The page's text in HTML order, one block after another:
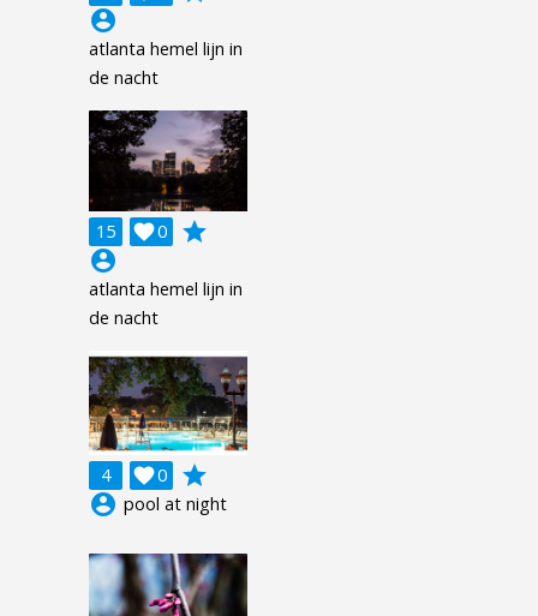
account_circle
atlanta hemel lijn in
de nacht
15 0

grade
account_circle
atlanta hemel lijn in
de nacht
4 0

grade
account_circle pool at night